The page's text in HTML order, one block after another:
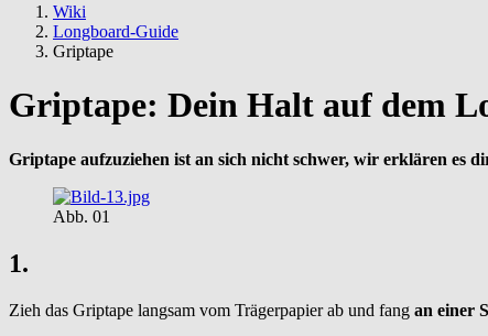
here:
Wiki
Longboard-Guide
Griptape
Griptape: Dein Halt auf dem
Griptape aufzuziehen ist an sich nicht schwer, wir erklären es
Abb. 01
1.
Zieh das Griptape langsam vom Trägerpapier ab und fang an einer